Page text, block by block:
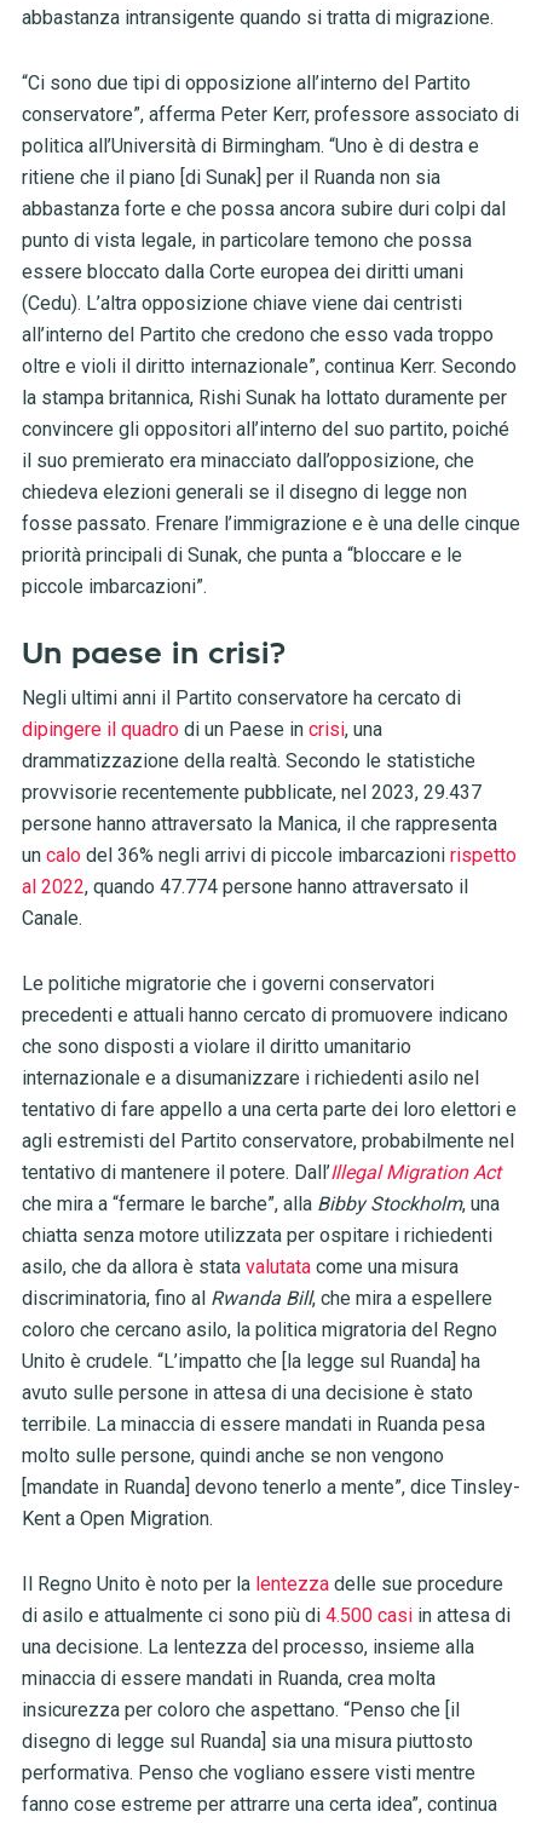
abbastanza intransigente quando si tratta di migrazione.
“Ci sono due tipi di opposizione all’interno del Partito
conservatore”, afferma Peter Kerr, professore associato di
politica all’Università di Birmingham. “Uno è di destra e
ritiene che il piano [di Sunak] per il Ruanda non sia
abbastanza forte e che possa ancora subire duri colpi dal
punto di vista legale, in particolare temono che possa
essere bloccato dalla Corte europea dei diritti umani
(Cedu). L’altra opposizione chiave viene dai centristi
all’interno del Partito che credono che esso vada troppo
oltre e violi il diritto internazionale”, continua Kerr. Secondo
la stampa britannica, Rishi Sunak ha lottato duramente per
convincere gli oppositori all’interno del suo partito, poiché
il suo premierato era minacciato dall’opposizione, che
chiedeva elezioni generali se il disegno di legge non
fosse passato. Frenare l’immigrazione e è una delle cinque
priorità principali di Sunak, che punta a “bloccare e le
piccole imbarcazioni”.
Un paese in crisi?
Negli ultimi anni il Partito conservatore ha cercato di
dipingere il quadrodi un Paese in crisi, una
drammatizzazione della realtà. Secondo le statistiche
provvisorie recentemente pubblicate, nel 2023, 29.437
persone hanno attraversato la Manica, il che rappresenta
un calodel 36% negli arrivi di piccole imbarcazioni rispetto
al 2022, quando 47.774 persone hanno attraversato il
Canale.
Le politiche migratorie che i governi conservatori
precedenti e attuali hanno cercato di promuovere indicano
che sono disposti a violare il diritto umanitario
internazionale e a disumanizzare i richiedenti asilo nel
tentativo di fare appello a una certa parte dei loro elettori e
agli estremisti del Partito conservatore, probabilmente nel
tentativo di mantenere il potere. Dall’Illegal Migration Act
che mira a “fermare le barche”, alla Bibby Stockholm, una
chiatta senza motore utilizzata per ospitare i richiedenti
asilo, che da allora è stata valutata come una misura
discriminatoria, fino al Rwanda Bill, che mira a espellere
coloro che cercano asilo, la politica migratoria del Regno
Unito è crudele. “L’impatto che [la legge sul Ruanda] ha
avuto sulle persone in attesa di una decisione è stato
terribile. La minaccia di essere mandati in Ruanda pesa
molto sulle persone, quindi anche se non vengono
[mandate in Ruanda] devono tenerlo a mente”, dice Tinsley-
Kent a Open Migration.
Il Regno Unito è noto per la lentezzadelle sue procedure
di asilo e attualmente ci sono più di 4.500 casiin attesa di
una decisione. La lentezza del processo, insieme alla
minaccia di essere mandati in Ruanda, crea molta
insicurezza per coloro che aspettano. “Penso che [il
disegno di legge sul Ruanda] sia una misura piuttosto
performativa. Penso che vogliano essere visti mentre
fanno cose estreme per attrarre una certa idea”, continua